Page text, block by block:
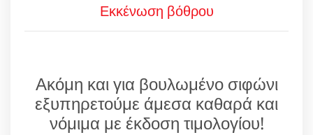
Εκκένωση βόθρου
Ακόμη και για βουλωμένο σιφώνι
εξυπηρετούμε άμεσα καθαρά και
νόμιμα με έκδοση τιμολογίου!